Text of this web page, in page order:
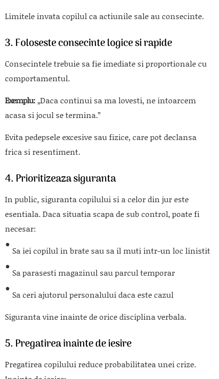
Limitele invata copilul ca actiunile sale au consecinte.
3. Foloseste consecinte logice si rapide
Consecintele trebuie sa fie imediate si proportionale cu
comportamentul.
Exemplu: „Daca continui sa ma lovesti, ne intoarcem
acasa si jocul se termina.”
Evita pedepsele excesive sau fizice, care pot declansa
frica si resentiment.
4. Prioritizeaza siguranta
In public, siguranta copilului si a celor din jur este
esentiala. Daca situatia scapa de sub control, poate fi
necesar:
Sa iei copilul in brate sau sa il muti intr-un loc linistit
Sa parasesti magazinul sau parcul temporar
Sa ceri ajutorul personalului daca este cazul
Siguranta vine inainte de orice disciplina verbala.
5. Pregatirea inainte de iesire
Pregatirea copilului reduce probabilitatea unei crize.